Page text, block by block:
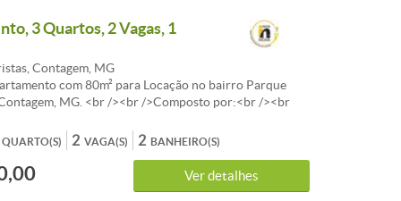
/><br />¿ Região tranquila e
/><br />¿ Fácil acesso a comércio, transporte e
3 Quartos, 2 Vagas, 1
Contagem, MG
com 80m² para Locação no bairro Parque
MG. <br /><br />Composto por:<br /><br
/><br />1 Cozinha planejada;<br /><br />1
com armários;<br /><br />2 vagas de garagem
><br />Ótima localização próximo a diversos
linhas de ônibus.<br /><br /> <br /><br />Não perca
QUARTO(S) VAGA(S)
2 BANHEIRO(S)
2
Ver detalhes